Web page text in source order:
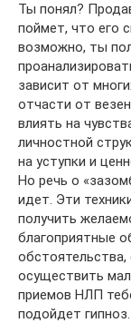
Ты понял?
поймет, что его
возможно, ты
зависит от
отчасти от
влиять на
личностной
на уступки и
Но речь о
идет. Эти
получить
благоприятные
осуществить
приемов НЛП
подойдет гипноз.